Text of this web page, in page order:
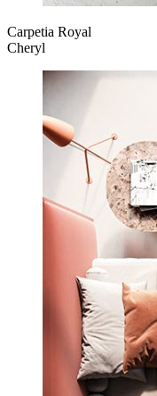
Carpetia Royal
Cheryl